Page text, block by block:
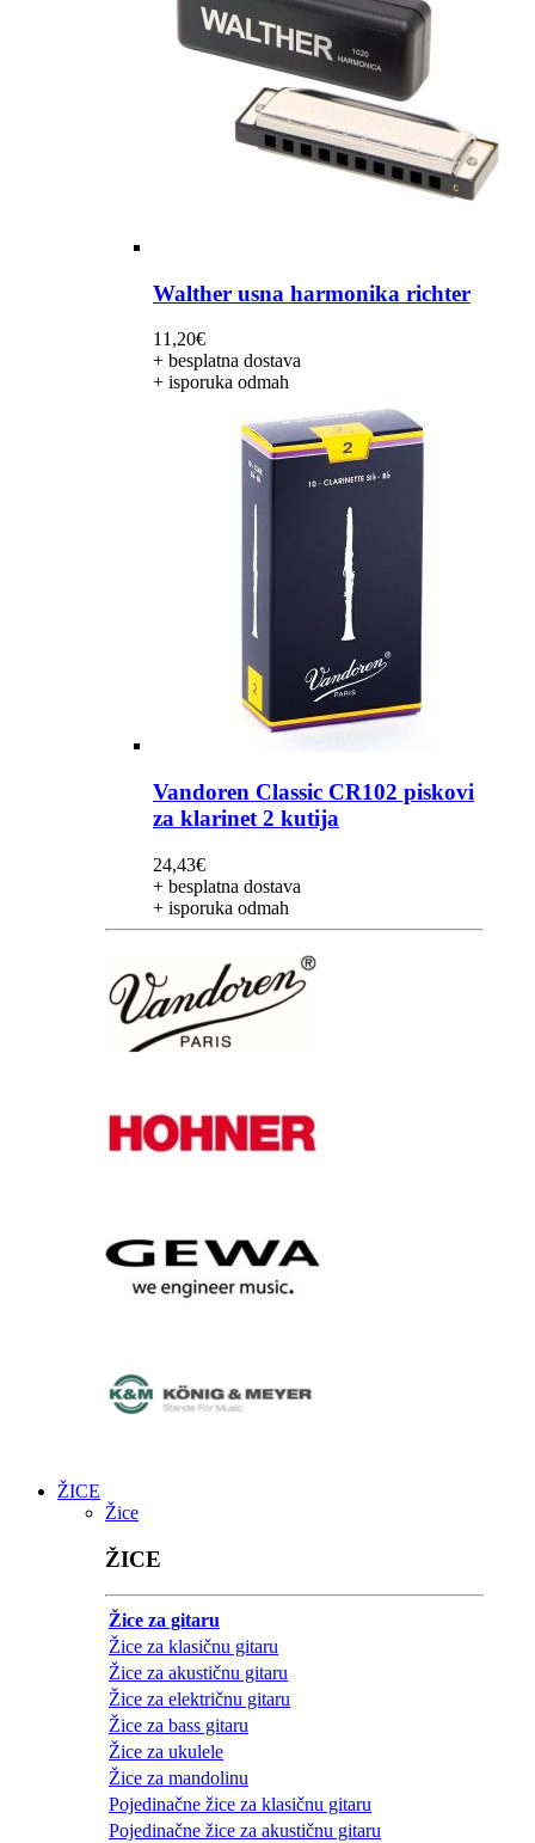
Walther usna harmonika richter
11,20€
+ besplatna dostava
+ isporuka odmah
Vandoren Classic CR102 piskovi
za klarinet 2 kutija
24,43€
+ besplatna dostava
+ isporuka odmah
ŽICE
Žice
ŽICE
Žice za gitaru
Žice za klasičnu gitaru
Žice za akustičnu gitaru
Žice za električnu gitaru
Žice za bass gitaru
Žice za ukulele
Žice za mandolinu
Pojedinačne žice za klasičnu gitaru
Pojedinačne žice za akustičnu gitaru